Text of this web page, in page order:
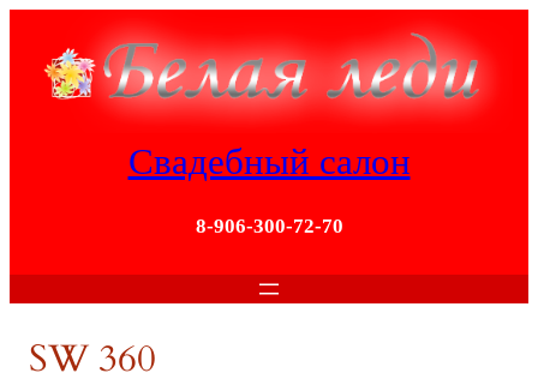
содержимому
Свадебный салон
8-906-300-72-70
SW 360